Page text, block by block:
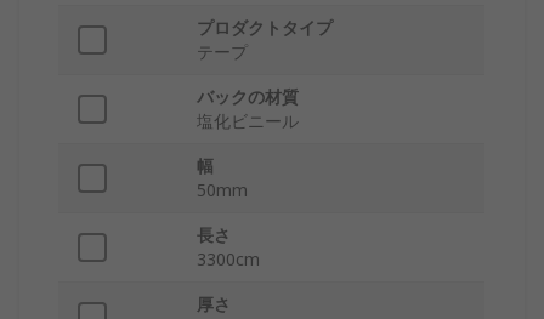
プロダクトタイプ
テープ
バックの材質
塩化ビニール
幅
50mm
長さ
3300cm
厚さ